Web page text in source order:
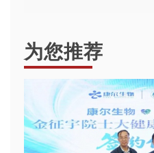
为您推荐